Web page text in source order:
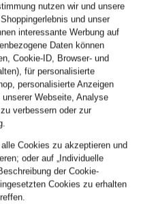
nutzen wir und unsere
und unser
interessante Werbung auf
Daten können
Cookie-ID, Browser- und
für personalisierte
personalisierte Anzeigen
Webseite, Analyse
verbessern oder zur
Cookies zu akzeptieren und
oder auf „Individuelle
der Cookie-
Cookies zu erhalten